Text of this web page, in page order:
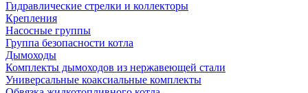
Гидравлические стрелки и коллекторы
Крепления
Насосные группы
Группа безопасности котла
Дымоходы
Комплекты дымоходов из нержавеющей стали
Универсальные коаксиальные комплекты